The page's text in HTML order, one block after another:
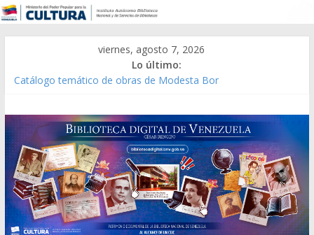
viernes, agosto 7, 2026
Lo último:
Catálogo temático de obras de Modesta Bor
Una Parálisis [material gráfico]
Modesta Bor Sánchez [material gráfico]
Gaceta Oficial de la República de Venezuela año CXXXIII Mes V,
Caracas 09 de marzo de 2006 N° 38.394